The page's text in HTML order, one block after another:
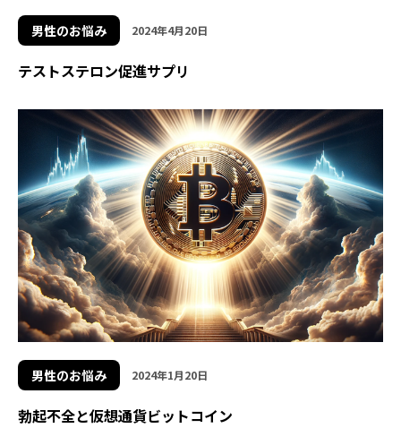
男性のお悩み 2024年4月20日
テストステロン促進サプリ
男性のお悩み 2024年1月20日
勃起不全と仮想通貨ビットコイン